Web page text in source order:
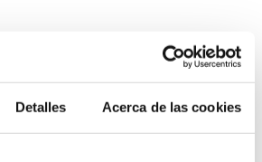
Detalles Acerca de las cookies
CONTACTA